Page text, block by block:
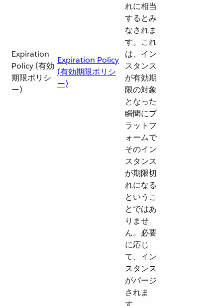
Expiration
Policy (有効
期限ポリシ
ー)
Expiration Policy
(有効期限ポリシ
ー)
れに相当
するとみ
なされま
す。これ
は、イン
スタンス
が有効期
限の対象
となった
瞬間にプ
ラットフ
ォームで
そのイン
スタンス
が期限切
れになる
というこ
とではあ
りませ
ん。必要
に応じ
て、イン
スタンス
がパージ
されま